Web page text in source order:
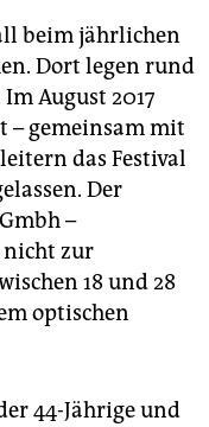
beim jährlichen
Dort legen rund
August 2017
– gemeinsam mit
das Festival
Der
–
nicht zur
18 und 28
optischen
44-Jährige und